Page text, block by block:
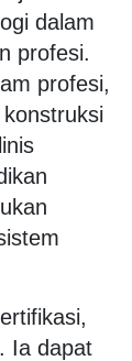
dalam
profesi.
profesi,
Ia dapat